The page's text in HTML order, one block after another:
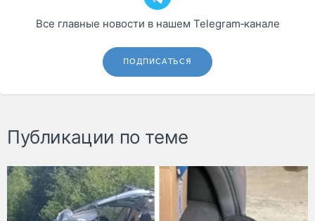
Все главные новости в нашем Telegram‑канале
ПОДПИСАТЬСЯ
Публикации по теме